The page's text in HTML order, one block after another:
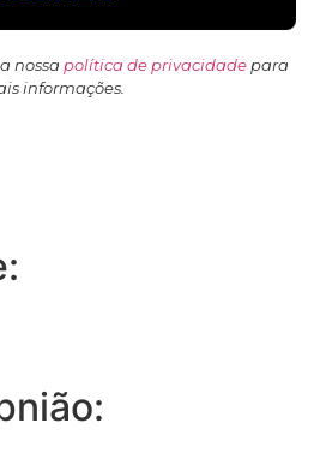
nossa política de privacidadepara
informações.